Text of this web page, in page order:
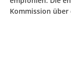
Kommission